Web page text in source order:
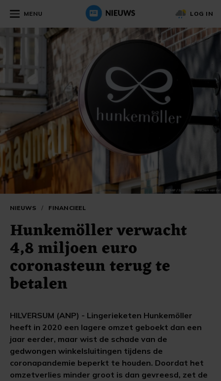
MENU LOG IN
NIEUWS / FINANCIEEL
Hunkemöller verwacht
4,8 miljoen euro
coronasteun terug te
betalen
HILVERSUM (ANP) - Lingerieketen Hunkemöller
heeft in 2020 een lagere omzet geboekt dan een
jaar eerder, maar wist de schade van de
gedwongen winkelsluitingen tijdens de
coronapandemie beperkt te houden. Doordat het
omzetverlies minder groot is dan gevreesd, zet de